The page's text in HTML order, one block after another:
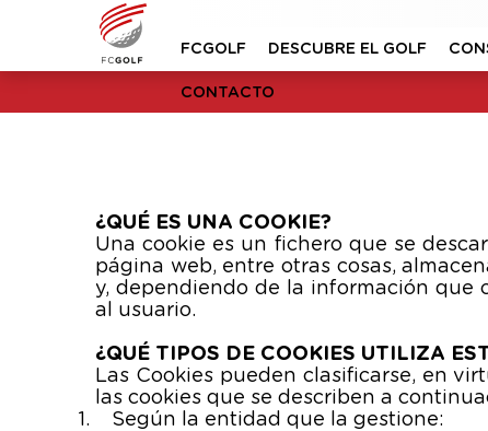
FCGOLF DESCUBRE EL GOLF
CONTACTO
¿QUÉ ES UNA COOKIE?
Una cookie es un fichero que se
página web, entre otras cosas,
y, dependiendo de la información
al usuario.
¿QUÉ TIPOS DE COOKIES UTILIZA
Las Cookies pueden clasificarse, en
las cookies que se describen a
Según la entidad que la gestione: